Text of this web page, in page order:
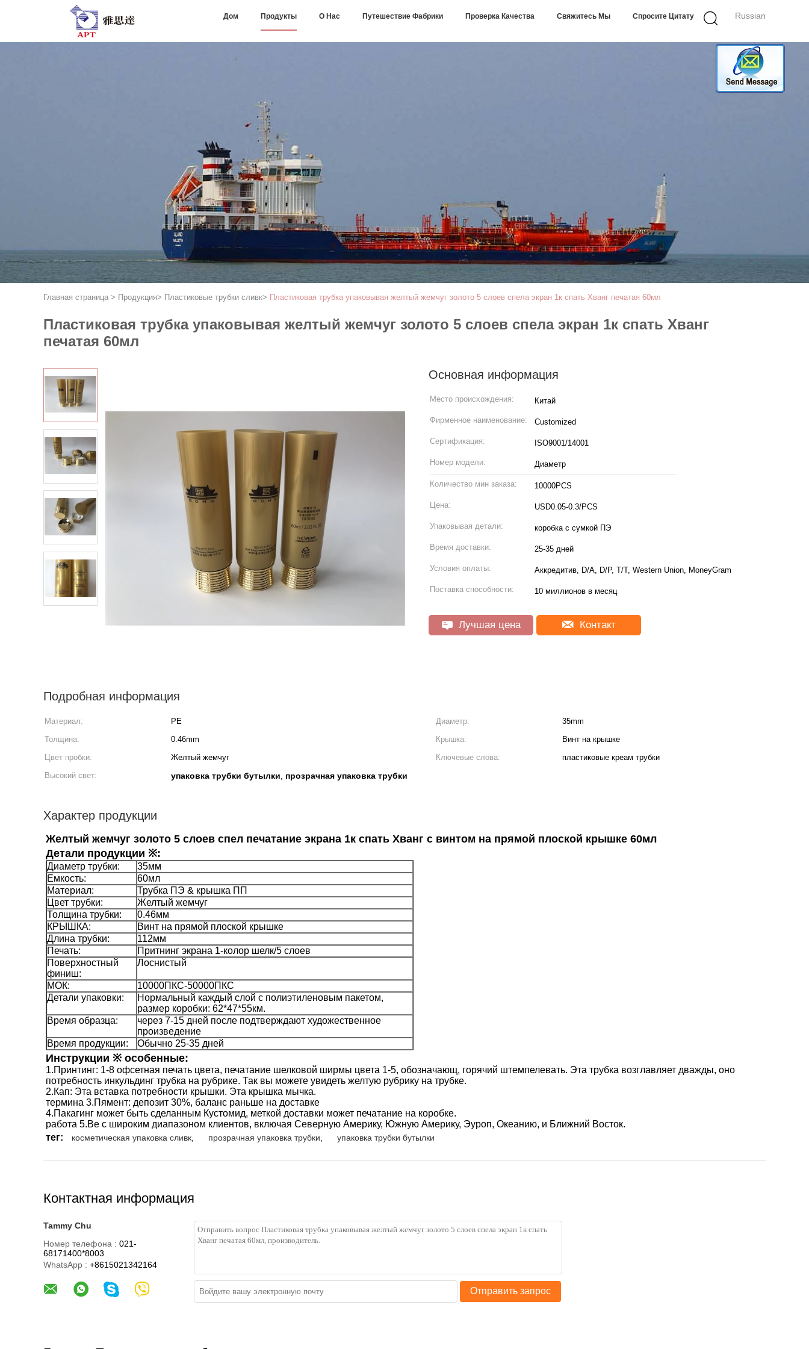
Russian
Дом Продукты О Нас Путешествие Фабрики Проверка Качества Свяжитесь Мы Спросите Цитату
Главная страница > Продукция> Пластиковые трубки сливк> Пластиковая трубка упаковывая желтый жемчуг золото 5 слоев спела экран 1к спать Хванг печатая 60мл
Пластиковая трубка упаковывая желтый жемчуг золото 5 слоев спела экран 1к спать Хванг
печатая 60мл
Основная информация
Место происхождения: Китай
Фирменное наименование: Customized
Сертификация: ISO9001/14001
Номер модели: Диаметр
Количество мин заказа: 10000PCS
Цена: USD0.05-0.3/PCS
Упаковывая детали: коробка с сумкой ПЭ
Время доставки: 25-35 дней
Условия оплаты: Аккредитив, D/A, D/P, T/T, Western Union, MoneyGram
Поставка способности: 10 миллионов в месяц
Лучшая цена Контакт
Подробная информация
Материал: PE Диаметр:
35mm
Толщина:
0.46mm Крышка:
Винт на крышке
Цвет пробки:
Желтый жемчуг Ключевые слова:
пластиковые креам трубки
Высокий свет:
упаковка трубки бутылки, прозрачная упаковка трубки
Характер продукции
Желтый жемчуг золото 5 слоев спел печатание экрана 1к спать Хванг с винтом на прямой плоской крышке 60мл
Детали продукции ※:
Диаметр трубки:
35мм
Емкость:
60мл
Материал:
Трубка ПЭ & крышка ПП
Цвет трубки:
Желтый жемчуг
Толщина трубки:
0.46мм
КРЫШКА:
Винт на прямой плоской крышке
Длина трубки:
112мм
Печать:
Притнинг экрана 1-колор шелк/5 слоев
Поверхностный
финиш:
Лоснистый
МОК:
10000ПКС-50000ПКС
Детали упаковки:
Нормальный каждый слой с полиэтиленовым пакетом,
размер коробки: 62*47*55км.
Время образца:
через 7-15 дней после подтверждают художественное
произведение
Время продукции:
Обычно 25-35 дней
Инструкции ※ особенные:
1.Принтинг: 1-8 офсетная печать цвета, печатание шелковой ширмы цвета 1-5, обозначающ, горячий штемпелевать. Эта трубка возглавляет дважды, оно
потребность инкульдинг трубка на рубрике. Так вы можете увидеть желтую рубрику на трубке.
2.Кап: Эта вставка потребности крышки. Эта крышка мычка.
термина 3.Пямент: депозит 30%, баланс раньше на доставке
4.Пакагинг может быть сделанным Кустомид, меткой доставки может печатание на коробке.
работа 5.Ве с широким диапазоном клиентов, включая Северную Америку, Южную Америку, Эуроп, Океанию, и Ближний Восток.
тег:
косметическая упаковка сливк прозрачная упаковка трубки упаковка трубки бутылки
Контактная информация
Tammy Chu
Номер телефона : 021-
68171400*8003
WhatsApp : +8615021342164
Отправить запрос